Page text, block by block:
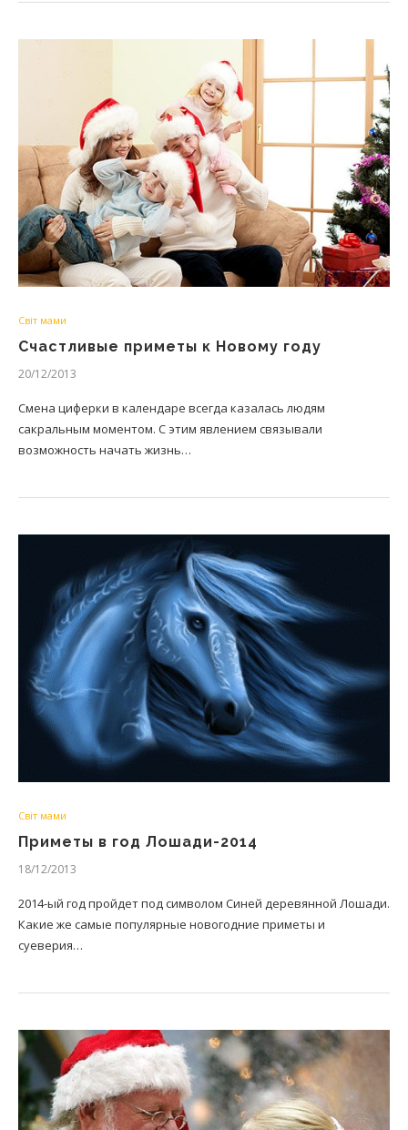
Світ мами
Счастливые приметы к Новому году
20/12/2013
Смена циферки в календаре всегда казалась людям
сакральным моментом. С этим явлением связывали
возможность начать жизнь…
Світ мами
Приметы в год Лошади-2014
18/12/2013
2014-ый год пройдет под символом Синей деревянной Лошади.
Какие же самые популярные новогодние приметы и
суеверия…